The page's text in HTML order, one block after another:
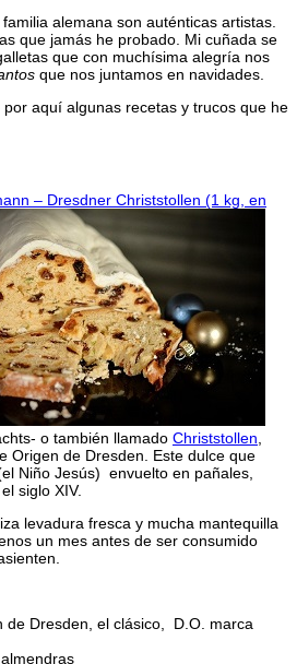
alemana son auténticas artistas.
que jamás he probado. Mi cuñada se
que con muchísima alegría nos
que nos juntamos en navidades.
aquí algunas recetas y trucos que he
– Dresdner Christstollen (1 kg, en
o también llamado Christstollen
Origen de Dresden. Este dulce que
Niño Jesús) envuelto en pañales,
siglo XIV.
levadura fresca y mucha mantequilla
un mes antes de ser consumido
de Dresden, el clásico, D.O. marca